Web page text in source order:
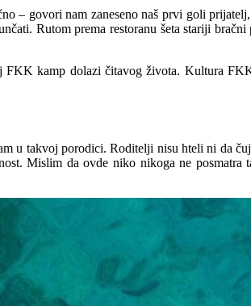
– govori nam zaneseno naš prvi goli
Rutom prema restoranu šeta stariji
kamp dolazi čitavog života. Kultura
u takvoj porodici. Roditelji nisu hteli ni da
Mislim da ovde niko nikoga ne